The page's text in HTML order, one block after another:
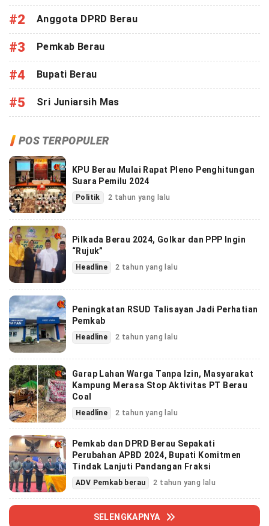
#2 Anggota DPRD Berau
#3 Pemkab Berau
#4 Bupati Berau
#5 Sri Juniarsih Mas
POS TERPOPULER
KPU Berau Mulai Rapat Pleno Penghitungan
Suara Pemilu 2024
Politik 2 tahun yang lalu
Pilkada Berau 2024, Golkar dan PPP Ingin
“Rujuk”
Headline 2 tahun yang lalu
Peningkatan RSUD Talisayan Jadi Perhatian
Pemkab
Headline 2 tahun yang lalu
Garap Lahan Warga Tanpa Izin, Masyarakat
Kampung Merasa Stop Aktivitas PT Berau
Coal
Headline 2 tahun yang lalu
Pemkab dan DPRD Berau Sepakati
Perubahan APBD 2024, Bupati Komitmen
Tindak Lanjuti Pandangan Fraksi
ADV Pemkab berau 2 tahun yang lalu
SELENGKAPNYA